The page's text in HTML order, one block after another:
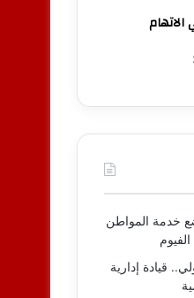
الاتهام
خدمة المواطن
قيادة إدارية